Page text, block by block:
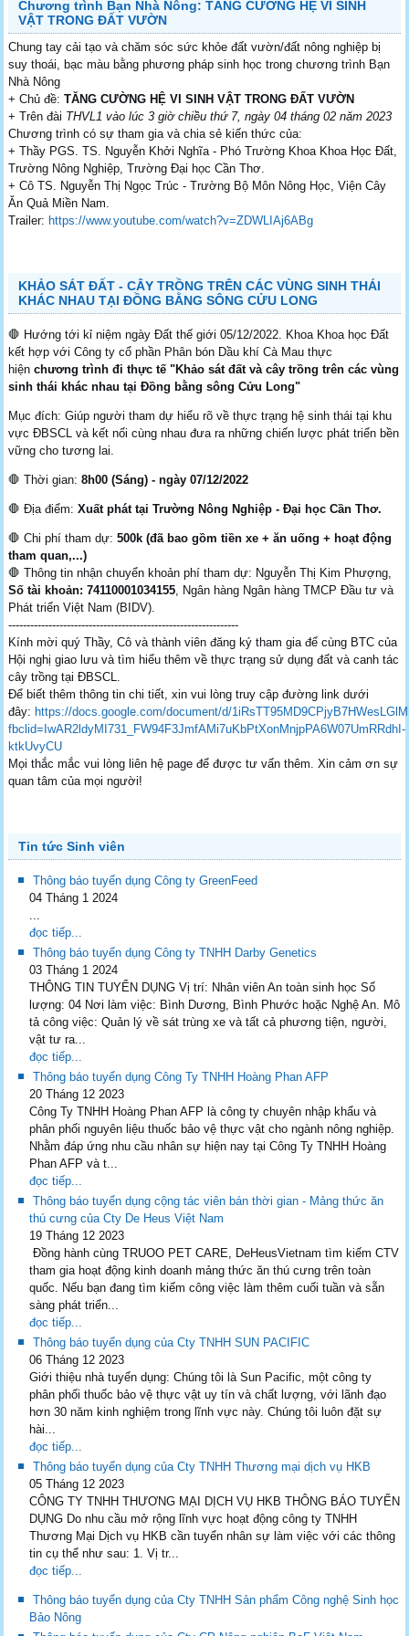
Chương trình Bạn Nhà Nông: TĂNG CƯỜNG HỆ VI SINH
VẬT TRONG ĐẤT VƯỜN
Chung tay cải tạo và chăm sóc sức khỏe đất vườn/đất nông nghiệp bị
suy thoái, bạc màu bằng phương pháp sinh học trong chương trình Bạn
Nhà Nông
+ Chủ đề:TĂNG CƯỜNG HỆ VI SINH VẬT TRONG ĐẤT VƯỜN
+ Trên đài THVL1 vào lúc 3 giờ chiều thứ 7, ngày 04 tháng 02 năm 2023
Chương trình có sự tham gia và chia sẻ kiến thức của:
+ Thầy PGS. TS. Nguyễn Khởi Nghĩa - Phó Trường Khoa Khoa Học Đất,
Trường Nông Nghiệp, Trường Đại học Cần Thơ.
+ Cô TS. Nguyễn Thị Ngọc Trúc - Trường Bộ Môn Nông Học, Viện Cây
Ăn Quả Miền Nam.
Trailer: https://www.youtube.com/watch?v=ZDWLIAj6ABg
KHẢO SÁT ĐẤT - CÂY TRỒNG TRÊN CÁC VÙNG SINH THÁI
KHÁC NHAU TẠI ĐỒNG BẰNG SÔNG CỬU LONG
🛑 Hướng tới kỉ niệm ngày Đất thế giới 05/12/2022. Khoa Khoa học Đất
kết hợp với Công ty cổ phần Phân bón Dầu khí Cà Mau thực
hiệnchương trình đi thực tế "Khảo sát đất và cây trồng trên các vùng
sinh thái khác nhau tại Đồng bằng sông Cửu Long"
Mục đích: Giúp người tham dự hiểu rõ về thực trạng hệ sinh thái tại khu
vực ĐBSCL và kết nối cùng nhau đưa ra những chiến lược phát triển bền
vững cho tương lai.
🛑 Thời gian:8h00 (Sáng) - ngày 07/12/2022
🛑 Địa điểm:Xuất phát tại Trường Nông Nghiệp - Đại học Cần Thơ.
🛑 Chi phí tham dự:500k (đã bao gồm tiền xe + ăn uống + hoạt động
tham quan,...)
🛑 Thông tin nhận chuyển khoản phí tham dự: Nguyễn Thị Kim Phượng,
Số tài khoản: 74110001034155, Ngân hàng Ngân hàng TMCP Đầu tư và
Phát triển Việt Nam (BIDV).
---------------------------------------------------------------
Kính mời quý Thầy, Cô và thành viên đăng ký tham gia để cùng BTC của
Hội nghị giao lưu và tìm hiểu thêm về thực trạng sử dụng đất và canh tác
cây trồng tại ĐBSCL.
Để biết thêm thông tin chi tiết, xin vui lòng truy cập đường link dưới
đây: https://docs.google.com/document/d/
fbclid=IwAR2ldyMI731_FW94F3JmfAMi7uKbPtXonMnjpPA6W07UmRRdhI-
ktkUvyCU
Mọi thắc mắc vui lòng liên hệ page để được tư vấn thêm. Xin cảm ơn sự
quan tâm của mọi người!
Tin tức Sinh viên
Thông báo tuyển dụng Công ty GreenFeed
04 Tháng 1 2024
...
đọc tiếp...
Thông báo tuyển dụng Công ty TNHH Darby Genetics
03 Tháng 1 2024
THÔNG TIN TUYỂN DỤNG Vị trí: Nhân viên An toàn sinh học Số
lượng: 04 Nơi làm việc: Bình Dương, Bình Phước hoặc Nghệ An. Mô
tả công việc: Quản lý về sát trùng xe và tất cả phương tiện, người,
vật tư ra...
đọc tiếp...
Thông báo tuyển dụng Công Ty TNHH Hoàng Phan AFP
20 Tháng 12 2023
Công Ty TNHH Hoàng Phan AFP là công ty chuyên nhập khẩu và
phân phối nguyên liệu thuốc bảo vệ thực vật cho ngành nông nghiệp.
Nhằm đáp ứng nhu cầu nhân sự hiện nay tại Công Ty TNHH Hoàng
Phan AFP và t...
đọc tiếp...
Thông báo tuyển dụng cộng tác viên bán thời gian - Mảng thức ăn
thú cưng của Cty De Heus Việt Nam
19 Tháng 12 2023
Đồng hành cùng TRUOO PET CARE, DeHeusVietnam tìm kiếm CTV
tham gia hoạt động kinh doanh mảng thức ăn thú cưng trên toàn
quốc. Nếu bạn đang tìm kiếm công việc làm thêm cuối tuần và sẵn
sàng phát triển...
đọc tiếp...
Thông báo tuyển dụng của Cty TNHH SUN PACIFIC
06 Tháng 12 2023
Giới thiệu nhà tuyển dụng: Chúng tôi là Sun Pacific, một công ty
phân phối thuốc bảo vệ thực vật uy tín và chất lượng, với lãnh đạo
hơn 30 năm kinh nghiệm trong lĩnh vực này. Chúng tôi luôn đặt sự
hài...
đọc tiếp...
Thông báo tuyển dụng của Cty TNHH Thương mại dịch vụ HKB
05 Tháng 12 2023
CÔNG TY TNHH THƯƠNG MẠI DỊCH VỤ HKB THÔNG BÁO TUYỂN
DỤNG Do nhu cầu mở rộng lĩnh vực hoạt động công ty TNHH
Thương Mại Dịch vụ HKB cần tuyển nhân sự làm việc với các thông
tin cụ thể như sau: 1. Vị tr...
đọc tiếp...
Thông báo tuyển dụng của Cty TNHH Sản phẩm Công nghệ Sinh học
Bảo Nông